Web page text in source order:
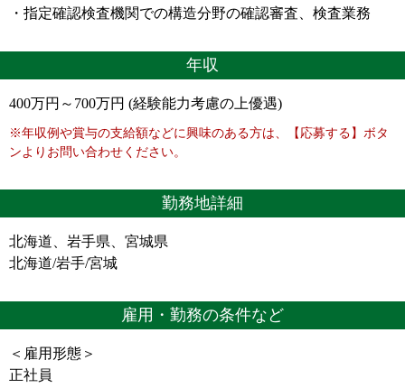
・指定確認検査機関での構造分野の確認審査、検査業務
年収
400万円～700万円 (経験能力考慮の上優遇)
※年収例や賞与の支給額などに興味のある方は、【応募する】ボタ
ンよりお問い合わせください。
勤務地詳細
北海道、岩手県、宮城県
北海道/岩手/宮城
雇用・勤務の条件など
＜雇用形態＞
正社員